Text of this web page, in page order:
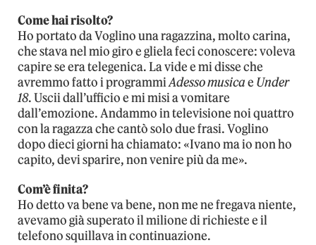
Come hai risolto?
Ho portato da Voglino una ragazzina, molto carina,
che stava nel mio giro e gliela feci conoscere: voleva
capire se era telegenica. La vide e mi disse che
avremmo fatto i programmiAdesso musicae Under
18. Uscii dall’ufficio e mi misi a vomitare
dall’emozione. Andammo in televisione noi quattro
con la ragazza che cantò solo due frasi. Voglino
dopo dieci giorni ha chiamato: «Ivano ma io non ho
capito, devi sparire, non venire più da me».
Com’è finita?
Ho detto va bene va bene, non me ne fregava niente,
avevamo già superato il milione di richieste e il
telefono squillava in continuazione.